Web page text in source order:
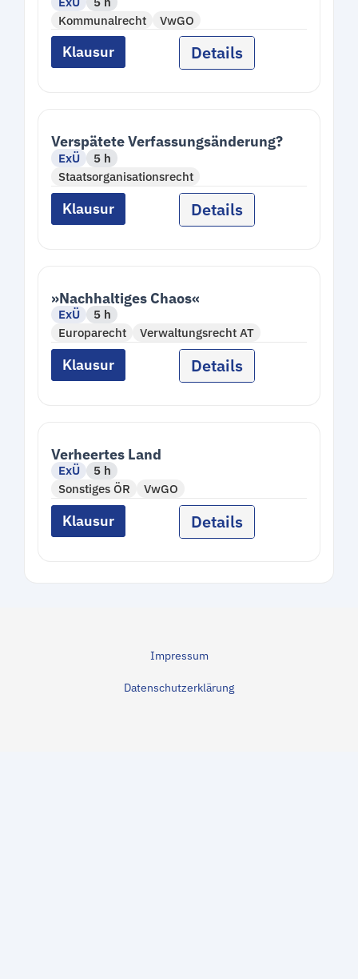
Kommunalrecht
VwGO
Klausur Details
Verspätete Verfassungsänderung?
ExÜ
5 h
Staatsorganisationsrecht
Klausur Details
»Nachhaltiges Chaos«
ExÜ
5 h
Europarecht
Verwaltungsrecht AT
Klausur Details
Verheertes Land
ExÜ
5 h
Sonstiges ÖR
VwGO
Klausur Details
Impressum
Datenschutzerklärung